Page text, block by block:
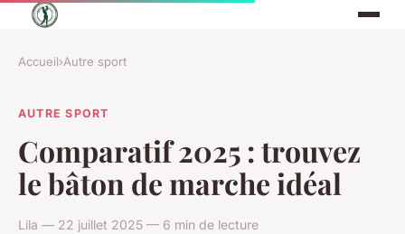
Accueil›Autre sport
AUTRE SPORT
Comparatif 2025 : trouvez
le bâton de marche idéal
Lila — 22 juillet 2025 — 6 min de lecture